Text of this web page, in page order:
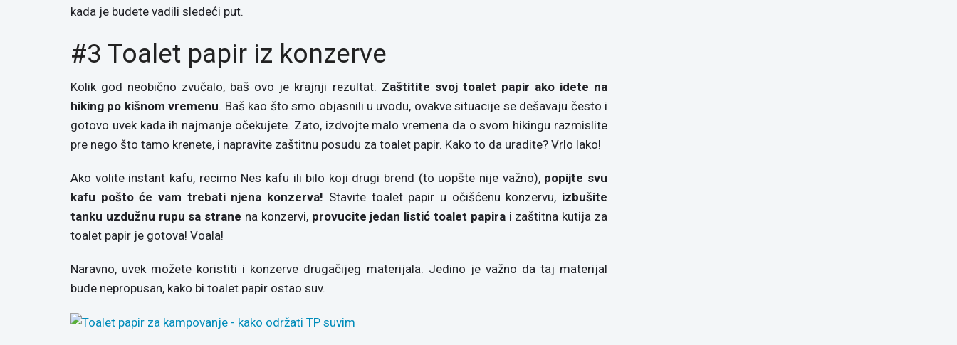
kada je budete vadili sledeći put.
#3 Toalet papir iz konzerve
Kolik god neobično zvučalo, baš ovo je krajnji rezultat. Zaštitite svoj toalet papir ako idete na
hiking po kišnom vremenu. Baš kao što smo objasnili u uvodu, ovakve situacije se dešavaju često i
gotovo uvek kada ih najmanje očekujete. Zato, izdvojte malo vremena da o svom hikingu razmislite
pre nego što tamo krenete, i napravite zaštitnu posudu za toalet papir. Kako to da uradite? Vrlo lako!
Ako volite instant kafu, recimo Nes kafu ili bilo koji drugi brend (to uopšte nije važno), popijte svu
kafu pošto će vam trebati njena konzerva! Stavite toalet papir u očišćenu konzervu, izbušite
tanku uzdužnu rupu sa strane na konzervi, provucite jedan listić toalet papirai zaštitna kutija za
toalet papir je gotova! Voala!
Naravno, uvek možete koristiti i konzerve drugačijeg materijala. Jedino je važno da taj materijal
bude nepropusan, kako bi toalet papir ostao suv.